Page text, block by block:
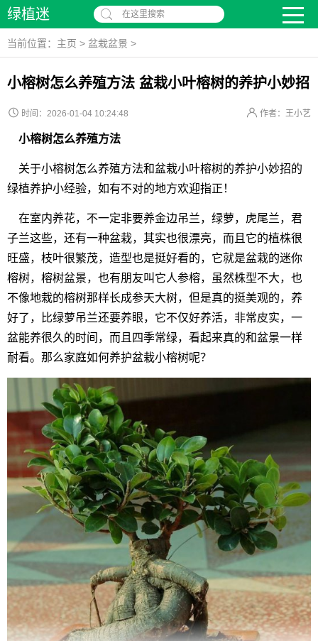
绿植迷 在这里搜索
当前位置： 主页 > 盆栽盆景 >
小榕树怎么养殖方法 盆栽小叶榕树的养护小妙招
时间：2026-01-04 10:24:48 作者：王小艺
小榕树怎么养殖方法
关于小榕树怎么养殖方法和盆栽小叶榕树的养护小妙招的
绿植养护小经验，如有不对的地方欢迎指正！
在室内养花，不一定非要养金边吊兰，绿萝，虎尾兰，君
子兰这些，还有一种盆栽，其实也很漂亮，而且它的植株很
旺盛，枝叶很繁茂，造型也是挺好看的，它就是盆栽的迷你
榕树，榕树盆景，也有朋友叫它人参榕，虽然株型不大，也
不像地栽的榕树那样长成参天大树，但是真的挺美观的，养
好了，比绿萝吊兰还要养眼，它不仅好养活，非常皮实，一
盆能养很久的时间，而且四季常绿，看起来真的和盆景一样
耐看。那么家庭如何养护盆栽小榕树呢？